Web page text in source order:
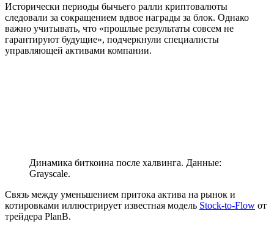
Исторически периоды бычьего ралли криптовалюты
следовали за сокращением вдвое награды за блок. Однако
важно учитывать, что «прошлые результаты совсем не
гарантируют будущие», подчеркнули специалисты
управляющей активами компании.
Динамика биткоина после халвинга. Данные:
Grayscale.
Связь между уменьшением притока актива на рынок и
котировками иллюстрирует известная модель Stock-to-Flow от
трейдера PlanB.